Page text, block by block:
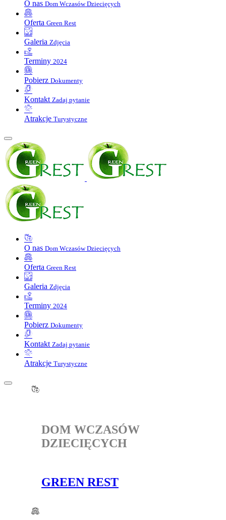
O nas Dom Wczasów Dziecięcych
Oferta Green Rest
Galeria Zdjęcia
Terminy 2024
Pobierz Dokumenty
Kontakt Zadaj pytanie
Atrakcje Turystyczne
O nas Dom Wczasów Dziecięcych
Oferta Green Rest
Galeria Zdjęcia
Terminy 2024
Pobierz Dokumenty
Kontakt Zadaj pytanie
Atrakcje Turystyczne
DOM WCZASÓW
DZIECIĘCYCH
GREEN REST